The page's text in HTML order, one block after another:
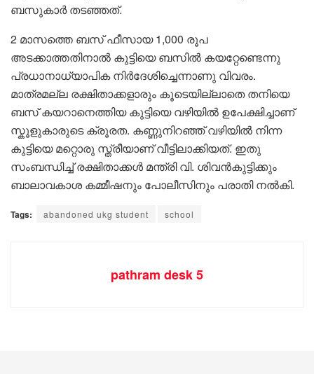
ബസുകാർ തടഞ്ഞത്.
2 മാസത്തെ ബസ് ഫീസായ 1,000 രൂപ
അടക്കാത്തതിനാൽ കുട്ടിയെ ബസിൽ കയറ്റേണ്ടെന്നു
പ്രധാനാധ്യാപിക നിർദേശിച്ചെന്നാണു വിവരം.
മാത്രമല്ല രക്ഷിതാക്കളാരും കൂടെയില്ലാതെ തനിയെ
ബസ് കയറാനെത്തിയ കുട്ടിയെ വഴിയിൽ ഉപേക്ഷിച്ചാണ്
സ്കൂളുകാരുടെ ക്രൂരത. കണ്ണുനിറഞ്ഞ് വഴിയിൽ നിന്ന
കുട്ടിയെ മറ്റൊരു സ്ത്രീയാണ് വീട്ടിലാക്കിയത്. ഇതു
സംബന്ധിച്ച് രക്ഷിതാക്കൾ മന്ത്രി വി. ശിവൻകുട്ടിക്കും
ബാലാവകാശ കമ്മീഷനും പോലീസിനും പരാതി നൽകി.
Tags: abandoned ukg student school
pathram desk 5